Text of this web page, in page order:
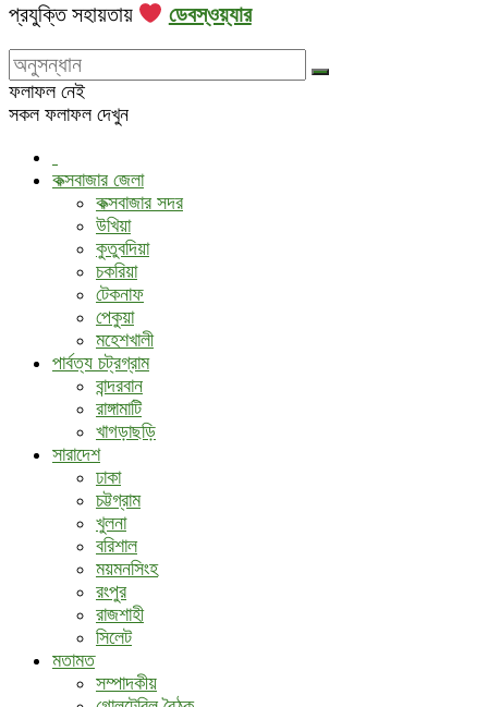
প্রযুক্তি সহায়তায়
ডেবস্ওয়্যার
ফলাফল নেই
সকল ফলাফল দেখুন
কক্সবাজার জেলা
কক্সবাজার সদর
উখিয়া
কুতুবদিয়া
চকরিয়া
টেকনাফ
পেকুয়া
মহেশখালী
পার্বত্য চট্রগ্রাম
বান্দরবান
রাঙ্গামাটি
খাগড়াছড়ি
সারাদেশ
ঢাকা
চট্টগ্রাম
খুলনা
বরিশাল
ময়মনসিংহ
রংপুর
রাজশাহী
সিলেট
মতামত
সম্পাদকীয়